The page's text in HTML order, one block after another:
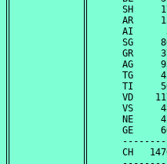
SH
AR
AI
SG
GR
AG
TG
TI
VD
VS
NE
GE
CH